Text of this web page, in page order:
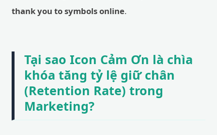
thank you to symbols online.
Tại sao Icon Cảm Ơn là chìa
khóa tăng tỷ lệ giữ chân
(Retention Rate) trong
Marketing?